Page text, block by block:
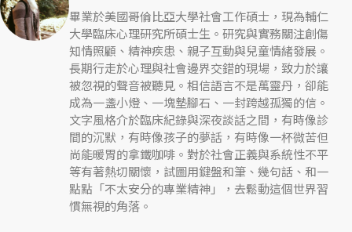
畢業於美國哥倫比亞大學社會工作碩士，現為輔仁
大學臨床心理研究所碩士生。研究與實務關注創傷
知情照顧、精神疾患、親子互動與兒童情緒發展。
長期行走於心理與社會邊界交錯的現場，致力於讓
被忽視的聲音被聽見。相信語言不是萬靈丹，卻能
成為一盞小燈、一塊墊腳石、一封跨越孤獨的信。
文字風格介於臨床紀錄與深夜談話之間，有時像診
間的沉默，有時像孩子的夢話，有時像一杯微苦但
尚能暖胃的拿鐵咖啡。對於社會正義與系統性不平
等有著熱切關懷，試圖用鍵盤和筆、幾句話、和一
點點「不太安分的專業精神」，去鬆動這個世界習
慣無視的角落。